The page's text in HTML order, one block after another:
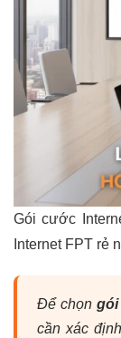
Gói cước
Internet FPT rẻ
Để chọn gói
cần xác